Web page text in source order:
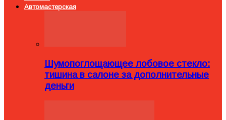
Автомастерская
Шумопоглощающее лобовое стекло:
тишина в салоне за дополнительные
деньги